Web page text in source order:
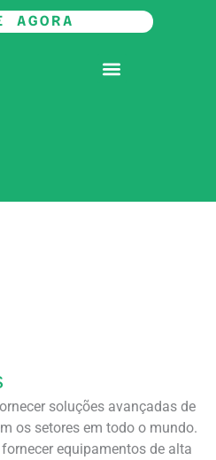
soluções avançadas de
os setores em todo o mundo.
equipamentos de alta